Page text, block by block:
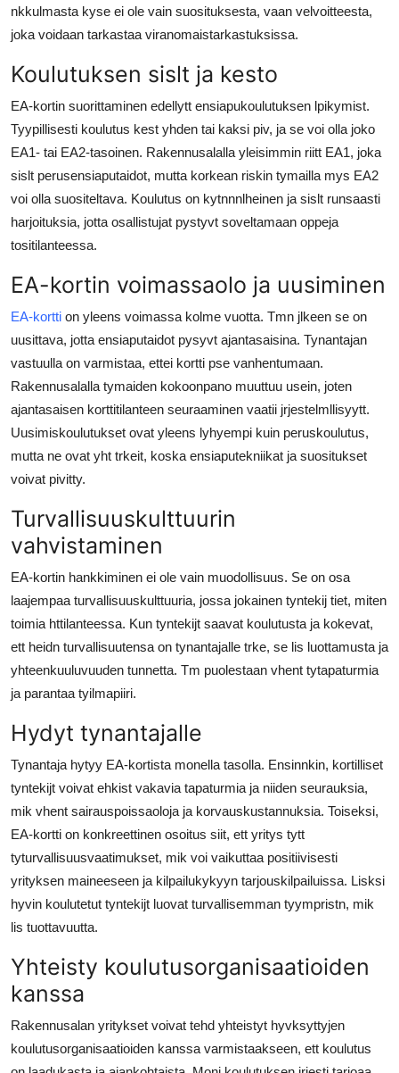
nkkulmasta kyse ei ole vain suosituksesta, vaan velvoitteesta,
joka voidaan tarkastaa viranomaistarkastuksissa.
Koulutuksen sislt ja kesto
EA-kortin suorittaminen edellytt ensiapukoulutuksen lpikymist.
Tyypillisesti koulutus kest yhden tai kaksi piv, ja se voi olla joko
EA1- tai EA2-tasoinen. Rakennusalalla yleisimmin riitt EA1, joka
sislt perusensiaputaidot, mutta korkean riskin tymailla mys EA2
voi olla suositeltava. Koulutus on kytnnnlheinen ja sislt runsaasti
harjoituksia, jotta osallistujat pystyvt soveltamaan oppeja
tositilanteessa.
EA-kortin voimassaolo ja uusiminen
EA-kortti on yleens voimassa kolme vuotta. Tmn jlkeen se on
uusittava, jotta ensiaputaidot pysyvt ajantasaisina. Tynantajan
vastuulla on varmistaa, ettei kortti pse vanhentumaan.
Rakennusalalla tymaiden kokoonpano muuttuu usein, joten
ajantasaisen korttitilanteen seuraaminen vaatii jrjestelmllisyytt.
Uusimiskoulutukset ovat yleens lyhyempi kuin peruskoulutus,
mutta ne ovat yht trkeit, koska ensiaputekniikat ja suositukset
voivat pivitty.
Turvallisuuskulttuurin
vahvistaminen
EA-kortin hankkiminen ei ole vain muodollisuus. Se on osa
laajempaa turvallisuuskulttuuria, jossa jokainen tyntekij tiet, miten
toimia httilanteessa. Kun tyntekijt saavat koulutusta ja kokevat,
ett heidn turvallisuutensa on tynantajalle trke, se lis luottamusta ja
yhteenkuuluvuuden tunnetta. Tm puolestaan vhent tytapaturmia
ja parantaa tyilmapiiri.
Hydyt tynantajalle
Tynantaja hytyy EA-kortista monella tasolla. Ensinnkin, kortilliset
tyntekijt voivat ehkist vakavia tapaturmia ja niiden seurauksia,
mik vhent sairauspoissaoloja ja korvauskustannuksia. Toiseksi,
EA-kortti on konkreettinen osoitus siit, ett yritys tytt
tyturvallisuusvaatimukset, mik voi vaikuttaa positiivisesti
yrityksen maineeseen ja kilpailukykyyn tarjouskilpailuissa. Lisksi
hyvin koulutetut tyntekijt luovat turvallisemman tyympristn, mik
lis tuottavuutta.
Yhteisty koulutusorganisaatioiden
kanssa
Rakennusalan yritykset voivat tehd yhteistyt hyvksyttyjen
koulutusorganisaatioiden kanssa varmistaakseen, ett koulutus